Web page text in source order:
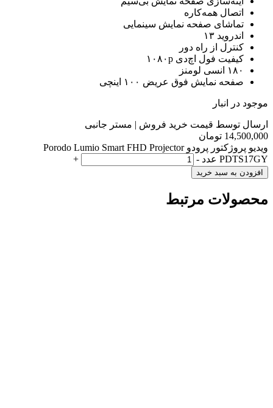
اتصال همه‌کاره
تماشای صفحه نمایش سینمایی
اندروید ۱۳
کنترل از راه دور
کیفیت فول اچ‌دی ۱۰۸۰p
۱۸۰ انسی لومنز
صفحه نمایش فوق عریض ۱۰۰ اینچی
موجود در انبار
ارسال توسط قیمت خرید فروش | مستر جانبی
14,500,000 تومان
ویدیو پروژکتور پرودو Porodo Lumio Smart FHD Projector
PDTS17GY عدد
-
+
افزودن به سبد خرید
محصولات مرتبط